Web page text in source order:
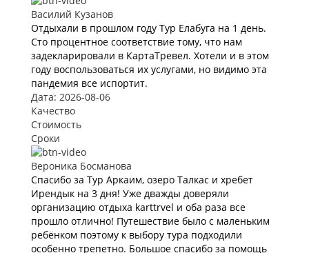
Василий Кузанов
Отдыхали в прошлом году Тур Елабуга на 1 день.
Сто процентное соответствие тому, что нам
задекларировали в КартаТревел. Хотели и в этом
году воспользоваться их услугами, но видимо эта
пандемия все испортит.
Дата: 2026-08-06
Качество
Стоимость
Сроки
Вероника Босманова
Спасибо за Тур Аркаим, озеро Талкас и хребет
Ирендык на 3 дня! Уже дважды доверяли
организацию отдыха karttrvel и оба раза все
прошло отлично! Путешествие было с маленьким
ребёнком поэтому к выбору тура подходили
особенно трепетно. Большое спасибо за помощь